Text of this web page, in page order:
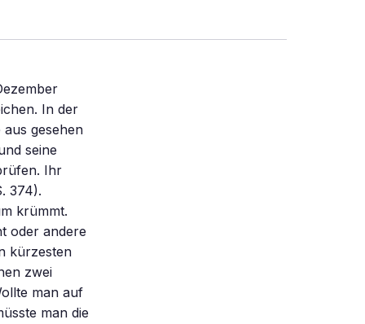
In der
gesehen
seine
Ihr
374).
krümmt.
oder andere
kürzesten
zwei
man auf
man die